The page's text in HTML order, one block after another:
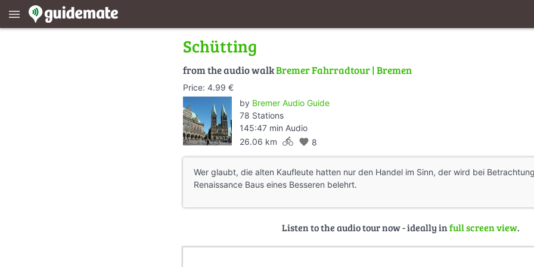
menu
Schütting
from the audio walkBremer Fahrradtour | Bremen
Price: 4.99 €
by Bremer Audio Guide
78 Stations
145:47 min Audio
26.06 km directions_bike favorite 8
Wer glaubt, die alten Kaufleute hatten nur den Handel im Sinn, der wird bei
Renaissance Baus eines Besseren belehrt.
Listen to the audio tour now - ideally infull screen view.